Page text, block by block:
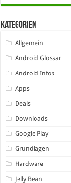
Kategorien
Allgemein
Android Glossar
Android Infos
Apps
Deals
Downloads
Google Play
Grundlagen
Hardware
Jelly Bean